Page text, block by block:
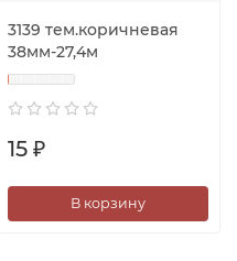
3139 тем.коричневая
38мм-27,4м
15 ₽
В корзину